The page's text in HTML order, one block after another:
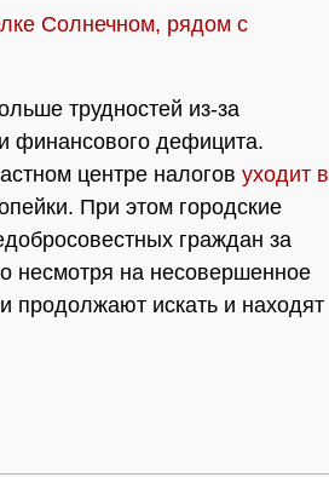
Солнечном, рядом с
трудностей из-за
финансового дефицита.
центре налогов уходит в
При этом городские
граждан за
несмотря на несовершенное
продолжают искать и находят